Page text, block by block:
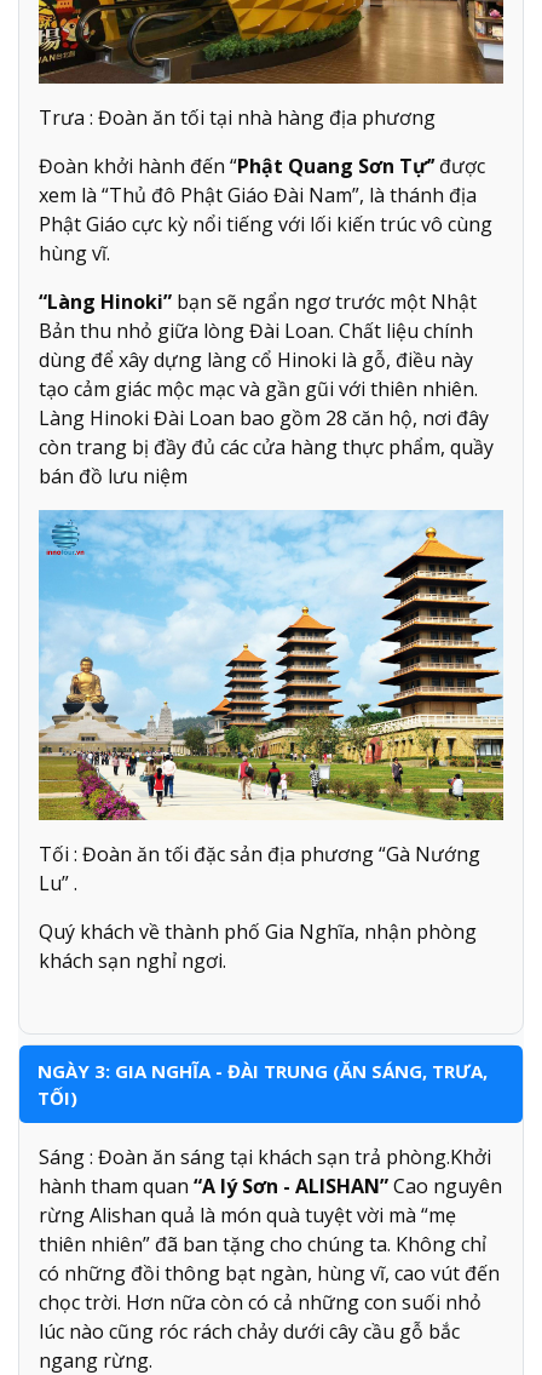
Trưa : Đoàn ăn tối tại nhà hàng địa phương
Đoàn khởi hành đến “Phật Quang Sơn Tự’’được
xem là “Thủ đô Phật Giáo Đài Nam”, là thánh địa
Phật Giáo cực kỳ nổi tiếng với lối kiến trúc vô cùng
hùng vĩ.
“Làng Hinoki” bạn sẽ ngẩn ngơ trước một Nhật
Bản thu nhỏ giữa lòng Đài Loan. Chất liệu chính
dùng để xây dựng làng cổ Hinoki là gỗ, điều này
tạo cảm giác mộc mạc và gần gũi với thiên nhiên.
Làng Hinoki Đài Loan bao gồm 28 căn hộ, nơi đây
còn trang bị đầy đủ các cửa hàng thực phẩm, quầy
bán đồ lưu niệm
Tối : Đoàn ăn tối đặc sản địa phương “Gà Nướng
Lu” .
Quý khách về thành phố Gia Nghĩa, nhận phòng
khách sạn nghỉ ngơi.
NGÀY 3: GIA NGHĨA - ĐÀI TRUNG (ĂN SÁNG, TRƯA,
TỐI)
Sáng : Đoàn ăn sáng tại khách sạn trả phòng.Khởi
hành tham quan “A lý Sơn - ALISHAN”Cao nguyên
rừng Alishan quả là món quà tuyệt vời mà “mẹ
thiên nhiên” đã ban tặng cho chúng ta. Không chỉ
có những đồi thông bạt ngàn, hùng vĩ, cao vút đến
chọc trời. Hơn nữa còn có cả những con suối nhỏ
lúc nào cũng róc rách chảy dưới cây cầu gỗ bắc
ngang rừng.